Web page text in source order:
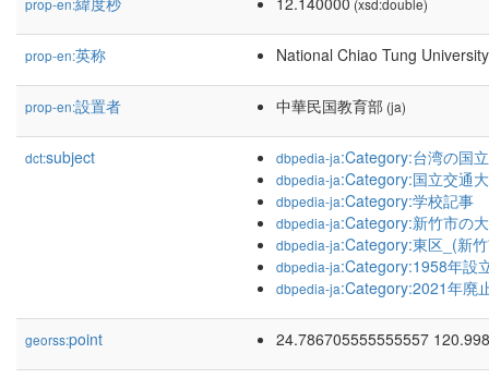
prop-en: (xsd:double)
prop-en:英称 National Chiao Tung University
prop-en:設置者 中華民国教育部 (ja)
dct:subject dbpedia-ja:Category:台湾の国
dbpedia-ja:Category:国立交通
dbpedia-ja:Category:学校記事
dbpedia-ja:Category:新竹市の
dbpedia-ja:Category:東区_(新
dbpedia-ja:Category:1958年設
dbpedia-ja:Category:2021年廃
georss:point 24.786705555555557